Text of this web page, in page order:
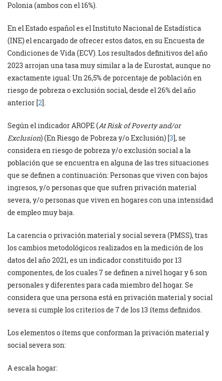
Polonia (ambos con el 16%).
En el Estado español es el Instituto Nacional de Estadística
(INE) el encargado de ofrecer estos datos, en su Encuesta de
Condiciones de Vida (ECV). Los resultados definitivos del año
2023 arrojan una tasa muy similar a la de Eurostat, aunque no
exactamente igual: Un 26,5% de porcentaje de población en
riesgo de pobreza o exclusión social, desde el 26% del año
anterior [2].
Según el indicador AROPE (At Risk of Poverty and/or
Exclusion) (En Riesgo de Pobreza y/o Exclusión) [3], se
considera en riesgo de pobreza y/o exclusión social a la
población que se encuentra en alguna de las tres situaciones
que se definen a continuación: Personas que viven con bajos
ingresos, y/o personas que que sufren privación material
severa, y/o personas que viven en hogares con una intensidad
de empleo muy baja.
La carencia o privación material y social severa (PMSS), tras
los cambios metodológicos realizados en la medición de los
datos del año 2021, es un indicador constituido por 13
componentes, de los cuales 7 se definen a nivel hogar y 6 son
personales y diferentes para cada miembro del hogar. Se
considera que una persona está en privación material y social
severa si cumple los criterios de 7 de los 13 ítems definidos.
Los elementos o ítems que conforman la privación material y
social severa son:
A escala hogar: